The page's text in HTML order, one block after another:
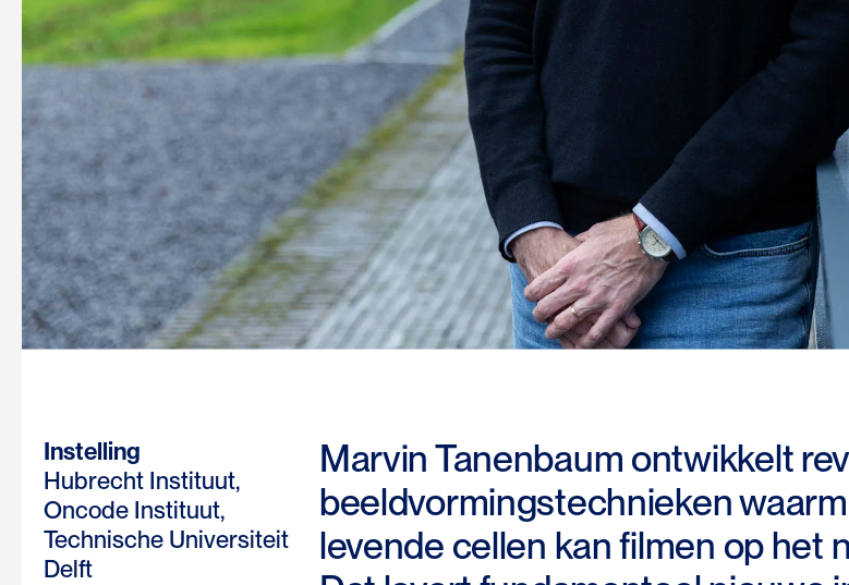
Instelling
Hubrecht Instituut,
Oncode Instituut,
Technische Universiteit
Delft
Marvin Tanenbaum ontwikkelt
beeldvormingstechnieken
levende cellen kan filmen op het